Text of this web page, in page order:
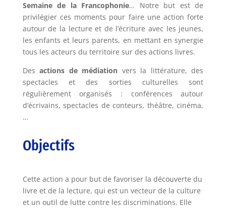
Semaine de la Francophonie… Notre but est de
privilégier ces moments pour faire une action forte
autour de la lecture et de l’écriture avec les jeunes,
les enfants et leurs parents, en mettant en synergie
tous les acteurs du territoire sur des actions livres.
Desactions de médiation vers la littérature, des
spectacles et des sorties culturelles sont
régulièrement organisés : conférences autour
d’écrivains, spectacles de conteurs, théâtre, cinéma,
…
Objectifs
Cette action a pour but de favoriser la découverte du
livre et de la lecture, qui est un vecteur de la culture
et un outil de lutte contre les discriminations. Elle